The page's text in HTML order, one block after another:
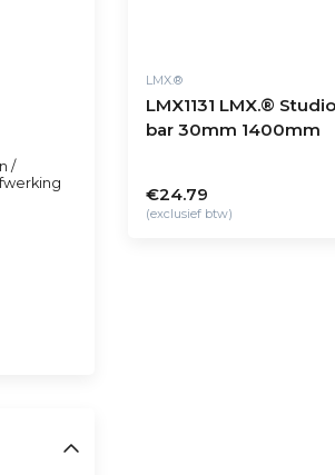
LMX.®
LMX1131 LMX.®
bar 30mm 1400mm
€24.79
(exclusief btw)
/